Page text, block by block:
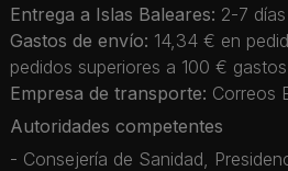
Entrega a Islas Baleares: 2-7
Gastos de envío: 14,34 € en
pedidos superiores a 100 €
Empresa de transporte: Correos
Autoridades competentes
- Consejería de Sanidad,